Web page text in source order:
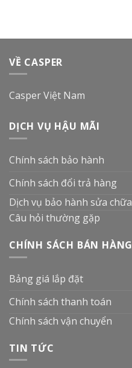
VỀ CASPER
Casper Việt Nam
DỊCH VỤ HẬU MÃI
Chính sách bảo hành
Chính sách đổi trả hàng
Dịch vụ bảo hành sửa chữa
Câu hỏi thường gặp
CHÍNH SÁCH BÁN HÀNG
Bảng giá lắp đặt
Chính sách thanh toán
Chính sách vận chuyển
TIN TỨC